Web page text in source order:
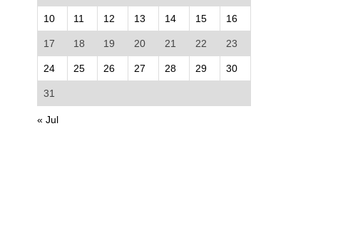
10 11 12 13 14 15 16
17 18 19 20 21 22 23
24 25 26 27 28 29 30
31
« Jul